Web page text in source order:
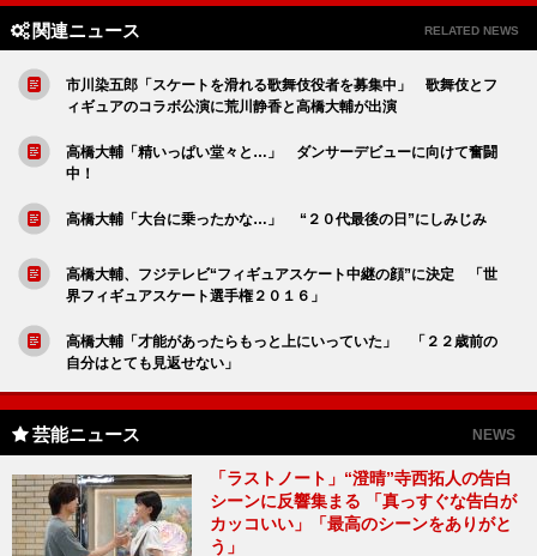
関連ニュース RELATED NEWS
市川染五郎「スケートを滑れる歌舞伎役者を募集中」 歌舞伎とフ
ィギュアのコラボ公演に荒川静香と高橋大輔が出演
高橋大輔「精いっぱい堂々と…」 ダンサーデビューに向けて奮闘
中！
高橋大輔「大台に乗ったかな…」 “２０代最後の日”にしみじみ
高橋大輔、フジテレビ“フィギュアスケート中継の顔”に決定 「世
界フィギュアスケート選手権２０１６」
高橋大輔「才能があったらもっと上にいっていた」 「２２歳前の
自分はとても見返せない」
芸能ニュース NEWS
「ラストノート」“澄晴”寺西拓人の告白
シーンに反響集まる 「真っすぐな告白が
カッコいい」「最高のシーンをありがと
う」